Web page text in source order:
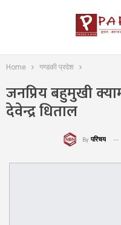
Home गण्डकी प्रदेश
जनप्रिय बहुमुखी
देवेन्द्र धिताल
By परिचय